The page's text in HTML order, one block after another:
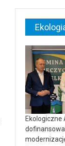
Ekologiczne